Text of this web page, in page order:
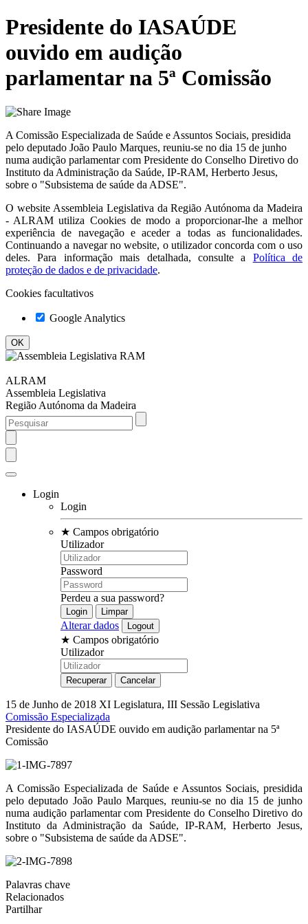
Presidente do IASAÚDE
ouvido em audição
parlamentar na 5ª Comissão
A Comissão Especializada de Saúde e Assuntos Sociais, presidida
pelo deputado João Paulo Marques, reuniu-se no dia 15 de junho
numa audição parlamentar com Presidente do Conselho Diretivo do
Instituto da Administração da Saúde, IP-RAM, Herberto Jesus,
sobre o "Subsistema de saúde da ADSE".
O website Assembleia Legislativa da Região Autónoma da Madeira
- ALRAM utiliza Cookies de modo a proporcionar-lhe a melhor
experiência de navegação e aceder a todas as funcionalidades.
Continuando a navegar no website, o utilizador concorda com o uso
deles. Para informação mais detalhada, consulte a
Política de
proteção de dados e de privacidade.
Cookies facultativos
Google Analytics
ALRAM
Assembleia Legislativa
Região Autónoma da Madeira
Login
Login
★ Campos obrigatório
Utilizador
Password
Perdeu a sua password?
Alterar dados
★ Campos obrigatório
Utilizador
15 de Junho de 2018 XI Legislatura, III Sessão Legislativa
Comissão Especializada
Presidente do IASAÚDE ouvido em audição parlamentar na 5ª
Comissão
A Comissão Especializada de Saúde e Assuntos Sociais, presidida
pelo deputado João Paulo Marques, reuniu-se no dia 15 de junho
numa audição parlamentar com Presidente do Conselho Diretivo do
Instituto da Administração da Saúde, IP-RAM, Herberto Jesus,
sobre o "Subsistema de saúde da ADSE".
Palavras chave
Relacionados
Partilhar